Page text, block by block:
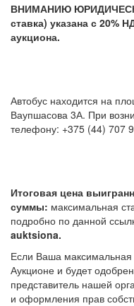
ВНИМАНИЮ
ставка) указана с 20%
аукциона.
Автобус находится на
Ваупшасова 3А. При
телефону:
Итоговая цена
суммы: максимальная
подробно по данной
auktsiona.
Если Ваша максимальная
Аукционе и будет
представитель нашей
и оформления прав